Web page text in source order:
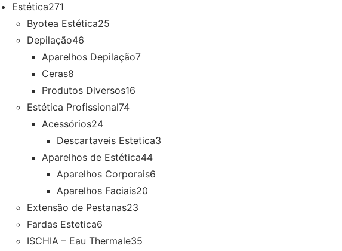
Estética271
Byotea Estética25
Depilação46
Aparelhos Depilação7
Ceras8
Produtos Diversos16
Estética Profissional74
Acessórios24
Descartaveis Estetica3
Aparelhos de Estética44
Aparelhos Corporais6
Aparelhos Faciais20
Extensão de Pestanas23
Fardas Estetica6
ISCHIA – Eau Thermale35